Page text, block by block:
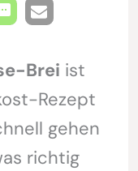
Brei ist
Rezept
gehen
richtig